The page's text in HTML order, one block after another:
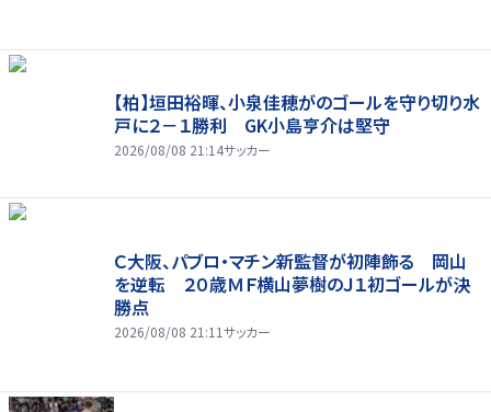
【柏】垣田裕暉、小泉佳穂がのゴールを守り切り水
戸に２－１勝利 GK小島亨介は堅守
2026/08/08 21:14サッカー
Ｃ大阪、パブロ・マチン新監督が初陣飾る 岡山
を逆転 ２０歳ＭＦ横山夢樹のＪ１初ゴールが決
勝点
2026/08/08 21:11サッカー